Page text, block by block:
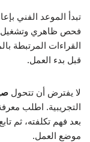
تبدأ الموعد الفني
فحص ظاهري وتشغيل
القراءات المرتبطة
قبل بدء العمل.
لا يفترض أن تتحول
التجريبية. اطلب
بعد فهم تكلفته، ثم
موضع العمل.